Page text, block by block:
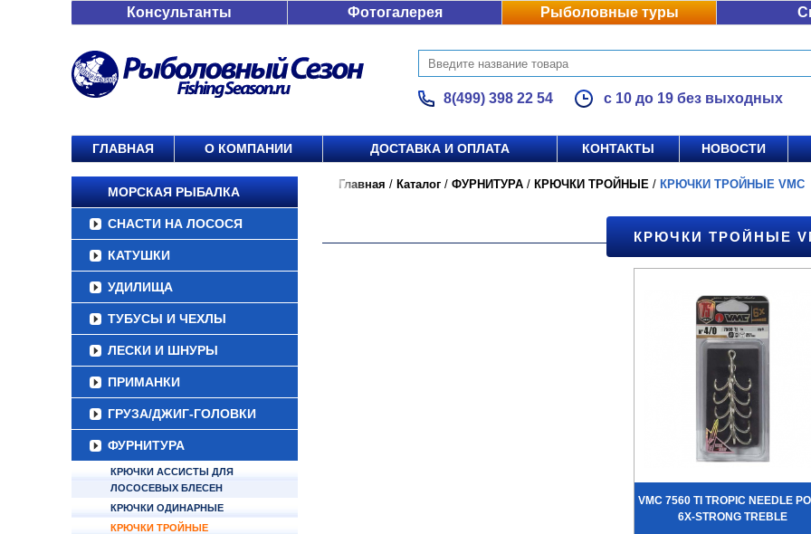
Консультанты Фотогалерея Рыболовные туры
8(499) 398 22 54 с 10 до 19 без выходных
ГЛАВНАЯ О КОМПАНИИ ДОСТАВКА И ОПЛАТА КОНТАКТЫ НОВОСТИ
МОРСКАЯ РЫБАЛКА
СНАСТИ НА ЛОСОСЯ
КАТУШКИ
УДИЛИЩА
ТУБУСЫ И ЧЕХЛЫ
ЛЕСКИ И ШНУРЫ
ПРИМАНКИ
ГРУЗА/ДЖИГ-ГОЛОВКИ
ФУРНИТУРА
КРЮЧКИ АССИСТЫ ДЛЯ
ЛОСОСЕВЫХ БЛЕСЕН
КРЮЧКИ ОДИНАРНЫЕ
КРЮЧКИ ТРОЙНЫЕ
Главная / Каталог / ФУРНИТУРА / КРЮЧКИ ТРОЙНЫЕ / КРЮЧКИ ТРОЙНЫЕ VMC
КРЮЧКИ ТРОЙНЫЕ
VMC 7560 TI TROPIC NEEDLE
6X-STRONG TREBLE